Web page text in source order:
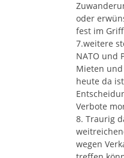
oder
fest im
7.weitere
NATO und
Mieten
heute da
Verbote
8. Traurig
wegen